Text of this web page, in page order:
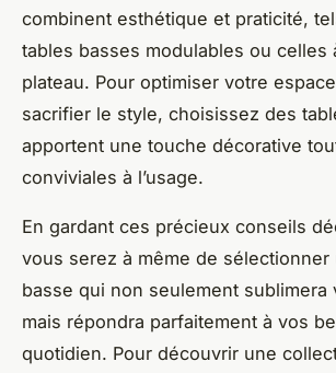
combinent esthétique et praticité,
tables basses modulables ou celles
plateau. Pour optimiser votre
sacrifier le style, choisissez des
apportent une touche décorative
conviviales à l’usage.
En gardant ces précieux conseils
vous serez à même de sélectionner
basse qui non seulement sublimera
mais répondra parfaitement à vos
quotidien. Pour découvrir une